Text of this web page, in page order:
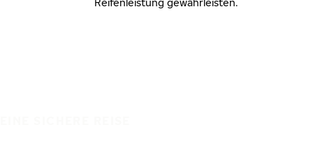
Reifenleistung gewährleisten.